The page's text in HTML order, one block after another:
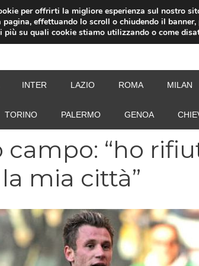
INTER LAZIO ROMA MILAN
TORINO PALERMO GENOA
campo: “ho
mia città”
per offrirti la migliore esperienza sul nostro
pagina, effettuando lo scroll o chiudendo il
più su quali cookie stiamo utilizzando o come